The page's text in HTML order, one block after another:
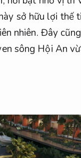
sở hữu lợi thế
nhiên. Đây
sông Hội An